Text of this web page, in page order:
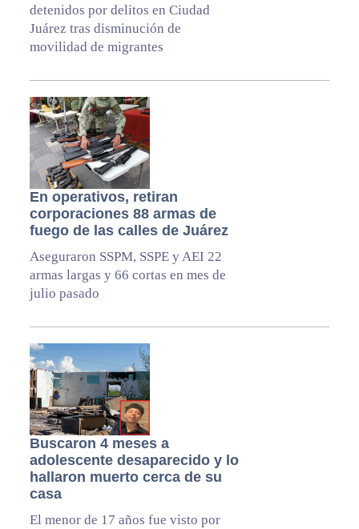
detenidos por delitos en Ciudad
Juárez tras disminución de
movilidad de migrantes
En operativos, retiran
corporaciones 88 armas de
fuego de las calles de Juárez
Aseguraron SSPM, SSPE y AEI 22
armas largas y 66 cortas en mes de
julio pasado
Buscaron 4 meses a
adolescente desaparecido y lo
hallaron muerto cerca de su
casa
El menor de 17 años fue visto por